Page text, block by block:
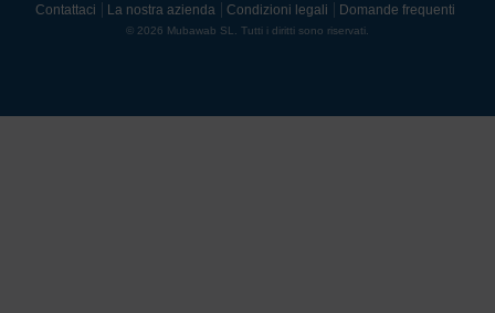
Contattaci La nostra azienda Condizioni legali Domande frequenti
© 2026 Mubawab SL. Tutti i diritti sono riservati.